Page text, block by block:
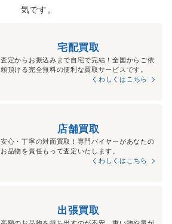
気です。
宅配買取
査定からお振込みまで自宅で完結！全国からご依
頼頂ける完全無料の便利な買取サービスです。
くわしくはこちら
店舗買取
安心・丁寧の対面買取！専門バイヤーがあなたの
お品物を責任もって査定いたします。
くわしくはこちら
出張買取